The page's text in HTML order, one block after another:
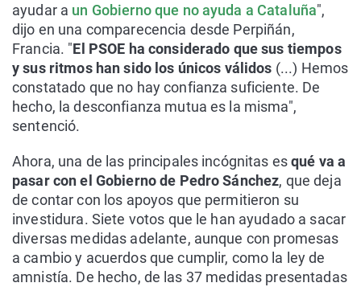
ayudar a un Gobierno que no ayuda a Cataluña",
dijo en una comparecencia desde Perpiñán,
Francia. "El PSOE ha considerado que sus tiempos
y sus ritmos han sido los únicos válidos (...) Hemos
constatado que no hay confianza suficiente. De
hecho, la desconfianza mutua es la misma",
sentenció.
Ahora, una de las principales incógnitas esqué va a
pasar con el Gobierno de Pedro Sánchez, que deja
de contar con los apoyos que permitieron su
investidura. Siete votos que le han ayudado a sacar
diversas medidas adelante, aunque con promesas
a cambio y acuerdos que cumplir, como la ley de
amnistía. De hecho, de las 37 medidas presentadas